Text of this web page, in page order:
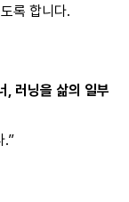
록 합니다.
, 러닝을 삶의 일부
.”